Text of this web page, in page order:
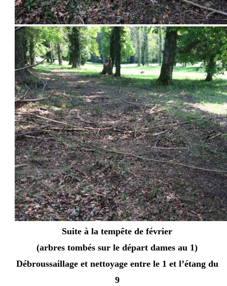
Suite à la tempête de février
(arbres tombés sur le départ dames au 1)
Débroussaillage et nettoyage entre le 1 et l’étang du
9